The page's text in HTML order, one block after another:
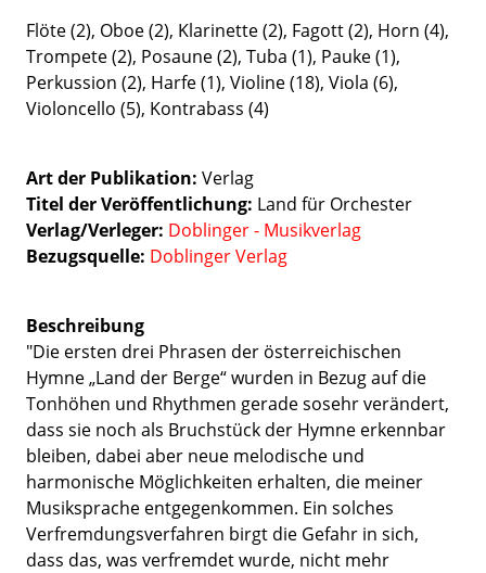
Flöte (2), Oboe (2), Klarinette (2), Fagott (2), Horn (4),
Trompete (2), Posaune (2), Tuba (1), Pauke (1),
Perkussion (2), Harfe (1), Violine (18), Viola (6),
Violoncello (5), Kontrabass (4)
Art der Publikation Verlag
Titel der Veröffentlichung Land für Orchester
Verlag/Verleger Doblinger - Musikverlag
Bezugsquelle: Doblinger Verlag
Beschreibung
"Die ersten drei Phrasen der österreichischen
Hymne „Land der Berge“ wurden in Bezug auf die
Tonhöhen und Rhythmen gerade sosehr verändert,
dass sie noch als Bruchstück der Hymne erkennbar
bleiben, dabei aber neue melodische und
harmonische Möglichkeiten erhalten, die meiner
Musiksprache entgegenkommen. Ein solches
Verfremdungsverfahren birgt die Gefahr in sich,
dass das, was verfremdet wurde, nicht mehr